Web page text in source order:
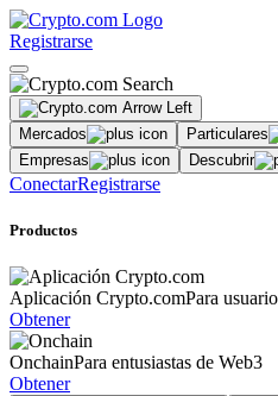
Registrarse
Mercados
Particulares
Empresas
Descubrir
ConectarRegistrarse
Productos
Aplicación Crypto.comPara
Obtener
OnchainPara entusiastas de Web3
Obtener